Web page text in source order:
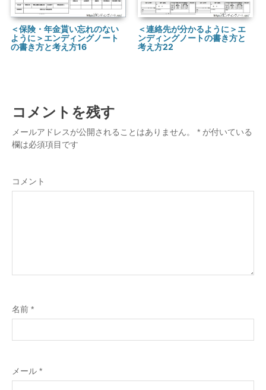
＜保険・年金貰い忘れのない
ように＞エンディングノート
の書き方と考え方16
＜連絡先が分かるように＞エ
ンディングノートの書き方と
考え方22
コメントを残す
メールアドレスが公開されることはありません。 * が付いている
欄は必須項目です
コメント
名前 *
メール *